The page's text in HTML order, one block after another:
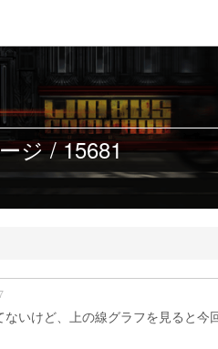
ジ / 15681
いけど、上の線グラフを見ると今